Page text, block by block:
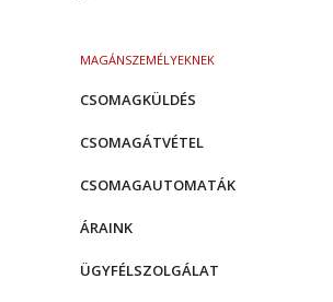
MAGÁNSZEMÉLYEKNEK
CSOMAGKÜLDÉS
CSOMAGÁTVÉTEL
CSOMAGAUTOMATÁK
ÁRAINK
ÜGYFÉLSZOLGÁLAT